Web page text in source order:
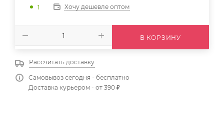
1 Хочу дешевле оптом
В КОРЗИНУ
Рассчитать доставку
Самовывоз сегодня - бесплатно
Доставка курьером - от 390 ₽